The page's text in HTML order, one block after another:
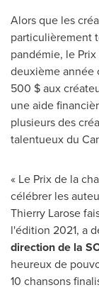
Alors que les
particulièrement
pandémie, le
deuxième année
500 $ aux
une aide
plusieurs des
talentueux du
« Le Prix de la
célébrer les
Thierry Larose
l'édition 2021, a
direction de la
heureux de
10 chansons